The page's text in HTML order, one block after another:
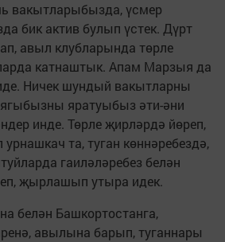
вакытларыбызда, үсмер
бик актив булып үстек. Дүрт
авыл клубларында төрле
катнаштык. Апам Марзыя да
Ничек шундый вакытларны
яратуыбыз әти-әни
инде. Төрле җирләрдә йөреп,
та, туган көннәребездә,
гаиләләребез белән
җырлашып утыра идек.
белән Башкортостанга,
авылына барып, туганнары